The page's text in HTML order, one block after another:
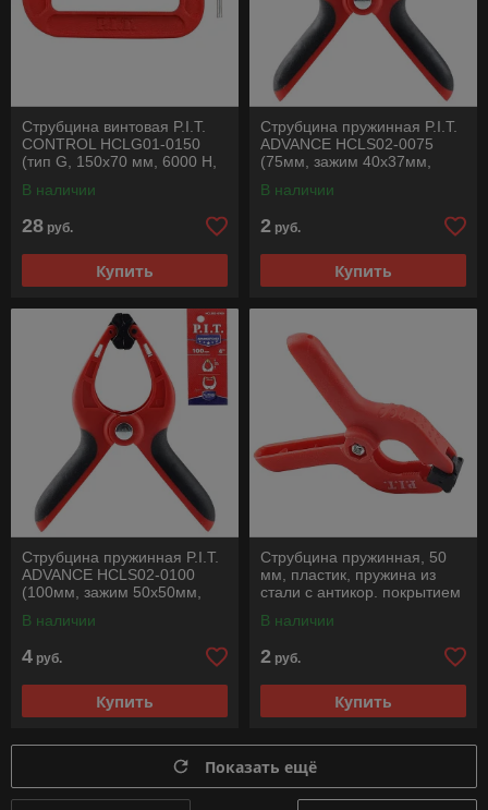
Струбцина винтовая P.I.T.
CONTROL HCLG01-0150
(тип G, 150х70 мм, 6000 Н,
В наличии
28 руб.
Купить
Струбцина пружинная P.I.T.
ADVANCE HCLS02-0075
(75мм, зажим 40х37мм,
В наличии
2 руб.
Купить
Струбцина пружинная P.I.T.
ADVANCE HCLS02-0100
(100мм, зажим 50х50мм,
В наличии
4 руб.
Купить
Струбцина пружинная, 50
мм, пластик, пружина из
стали с антикор. покрытием
В наличии
2 руб.
Купить
Показать ещё